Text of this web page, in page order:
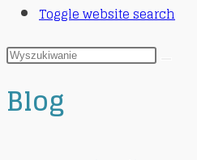
Toggle website search
Blog